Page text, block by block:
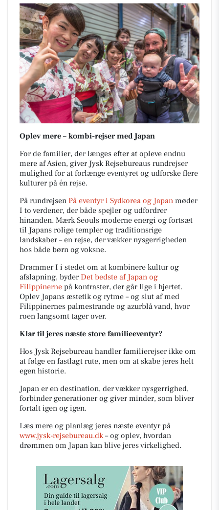
Oplev mere – kombi-rejser med Japan
For de familier, der længes efter at opleve endnu
mere af Asien, giver Jysk Rejsebureaus rundrejser
mulighed for at forlænge eventyret og udforske flere
kulturer på én rejse.
På rundrejsen På eventyr i Sydkorea og Japan møder
I to verdener, der både spejler og udfordrer
hinanden. Mærk Seouls moderne energi og fortsæt
til Japans rolige templer og traditionsrige
landskaber – en rejse, der vækker nysgerrigheden
hos både børn og voksne.
Drømmer I i stedet om at kombinere kultur og
afslapning, byder Det bedste af Japan og
Filippinerne på kontraster, der går lige i hjertet.
Oplev Japans æstetik og rytme – og slut af med
Filippinernes palmestrande og azurblå vand, hvor
roen langsomt tager over.
Klar til jeres næste store familieeventyr?
Hos Jysk Rejsebureau handler familierejser ikke om
at følge en fastlagt rute, men om at skabe jeres helt
egen historie.
Japan er en destination, der vækker nysgerrighed,
forbinder generationer og giver minder, som bliver
fortalt igen og igen.
Læs mere og planlæg jeres næste eventyr på
www.jysk-rejsebureau.dk– og oplev, hvordan
drømmen om Japan kan blive jeres virkelighed.